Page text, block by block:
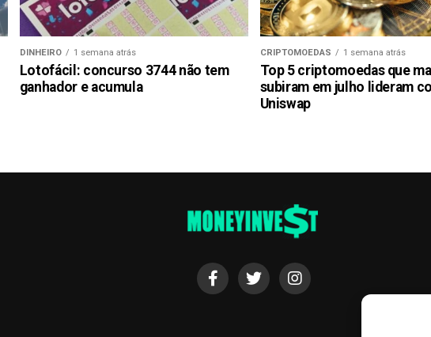
DINHEIRO 1 semana atrás
Lotofácil: concurso 3744 não tem
ganhador e acumula
CRIPTOMOEDAS 1 semana atrás
Top 5 criptomoedas que
subiram em julho lideram
Uniswap